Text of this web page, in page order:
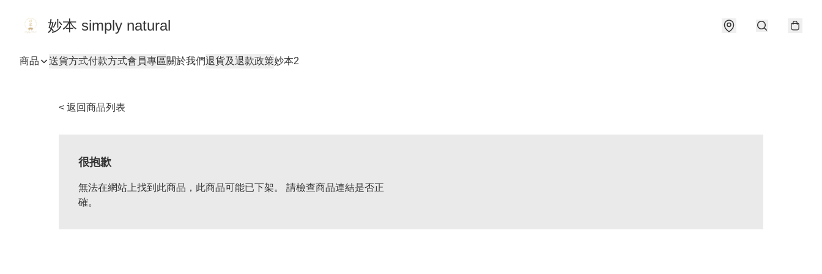
妙本 simply natural
商品 送貨方式付款方式會員專區關於我們退貨及退款政策妙本2
< 返回商品列表
很抱歉
無法在網站上找到此商品，此商品可能已下架。 請檢查商品連結是否正
確。